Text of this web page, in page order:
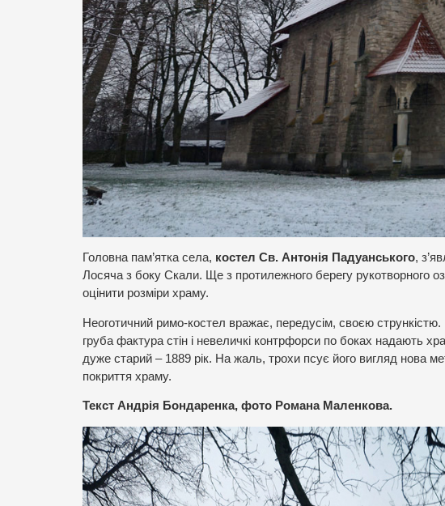
Головна пам’ятка села, костел Св. Антонія Падуанського,
Лосяча з боку Скали. Ще з протилежного берегу рукотворного
оцінити розміри храму.
Неоготичний римо-костел вражає, передусім, своєю
груба фактура стін і невеличкі контрфорси по боках надають
дуже старий – 1889 рік. На жаль, трохи псує його вигляд нова
покриття храму.
Текст Андрія Бондаренка, фото Романа Маленкова.